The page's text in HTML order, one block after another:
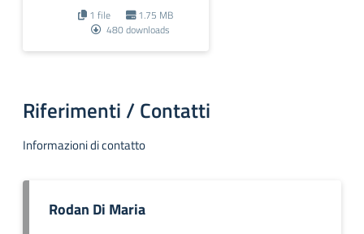
1 file
1.75 MB
480 downloads
Riferimenti / Contatti
Informazioni di contatto
Rodan Di Maria